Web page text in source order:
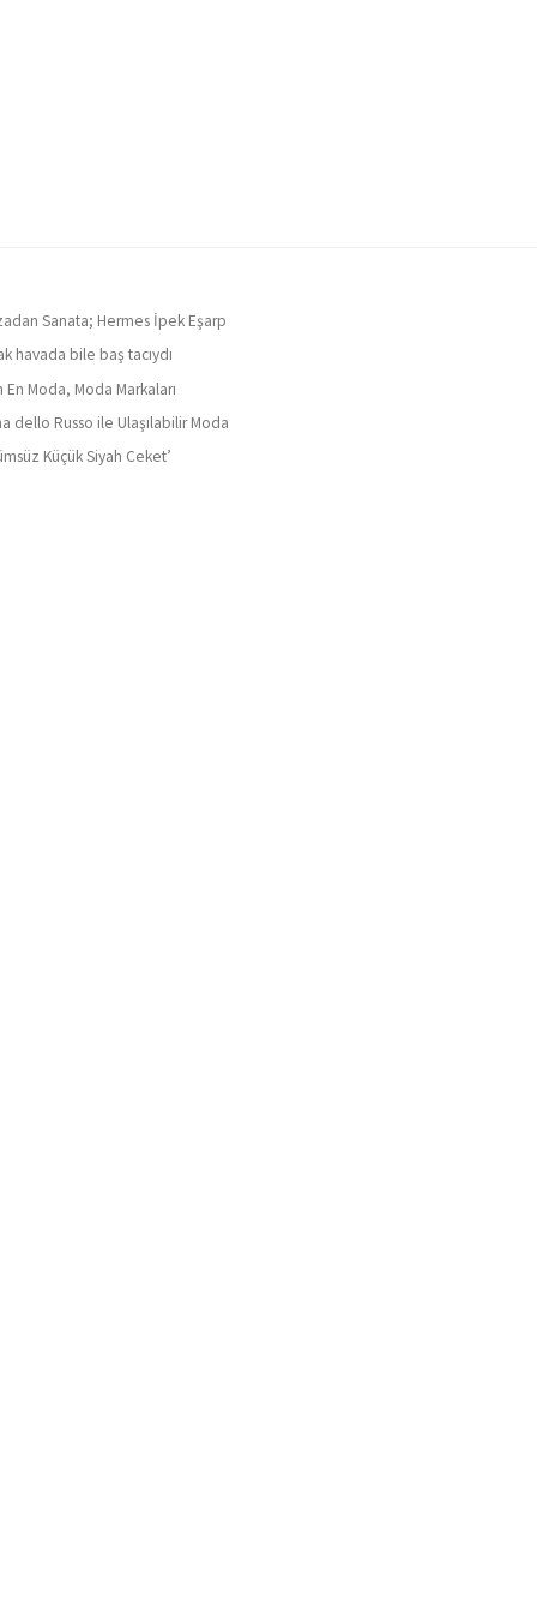
Sanata; Hermes İpek Eşarp
havada bile baş tacıydı
En Moda, Moda Markaları
dello Russo ile Ulaşılabilir Moda
Küçük Siyah Ceket’